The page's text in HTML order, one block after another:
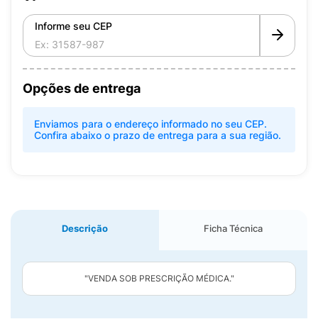
Informe seu CEP
Opções de entrega
Enviamos para o endereço informado no seu CEP.
Confira abaixo o prazo de entrega para a sua região.
Descrição Ficha Técnica
"VENDA SOB PRESCRIÇÃO MÉDICA."